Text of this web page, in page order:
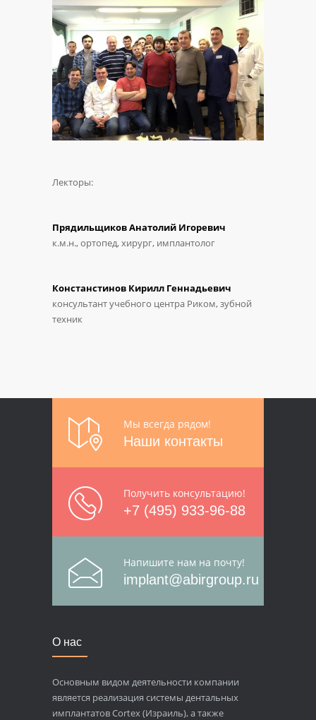
Лекторы:
Прядильщиков Анатолий Игоревич
к.м.н., ортопед, хирург, имплантолог
Констанстинов Кирилл Геннадьевич
консультант учебного центра Риком, зубной
техник
Мы всегда рядом!
Наши контакты
Получить консультацию!
+7 (495) 933-96-88
Напишите нам на почту!
implant@abirgroup.ru
О нас
Основным видом деятельности компании
является реализация системы дентальных
имплантатов Cortex (Израиль), а также